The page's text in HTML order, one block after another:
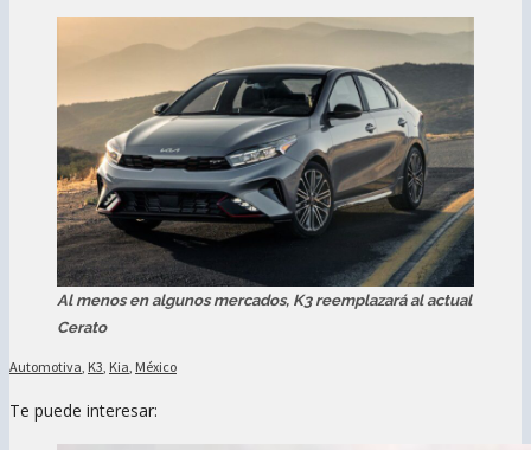
Al menos en algunos mercados, K3 reemplazará al actual
Cerato
Automotiva K3 Kia México
Te puede interesar: